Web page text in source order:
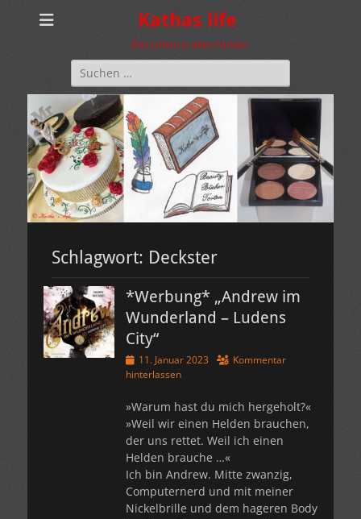
Kathas life
Das Leben in allen Farben
Suchen
nach:
Schlagwort: Deckster
*Werbung* „Andrew im
Wunderland – Ludens
City“
Veröffentlicht
am
11. Januar 2023
Kommentar
hinterlassen
»Warum hast du mich hergeholt?«
»Weil wir einen Helden brauchen,
der uns rettet. Weil ich einen
Helden brauche …«
Ich bin Andrew. Mitte zwanzig,
Computernerd und mit meiner
Nickelbrille und dem hageren Body